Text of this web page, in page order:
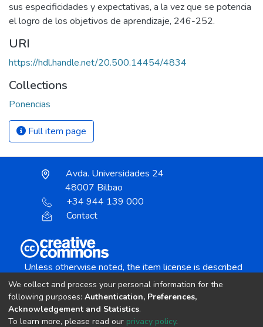
sus especificidades y expectativas, a la vez que se potencia
el logro de los objetivos de aprendizaje, 246-252.
URI
https://hdl.handle.net/20.500.14454/4834
Collections
Ponencias
Full item page
Avda. Universidades 24
48007 Bilbao
+34 944 139 000
Contact
Unless otherwise noted, the item license is described
Creative Commons Attribution-NonCommercial-
We collect and process your personal information for the
following purposes: Authentication, Preferences,
Acknowledgement and Statistics.
To learn more, please read our privacy policy.